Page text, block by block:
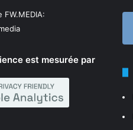
FW.MEDIA:
est mesurée par